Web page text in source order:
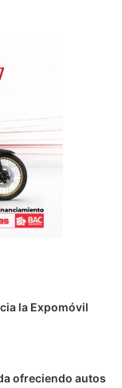
la Expomóvil
ofreciendo autos